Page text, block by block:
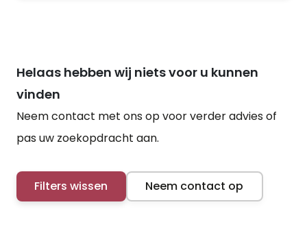
Helaas hebben wij niets voor u kunnen
vinden
Neem contact met ons op voor verder advies of
pas uw zoekopdracht aan.
Filters wissen Neem contact op